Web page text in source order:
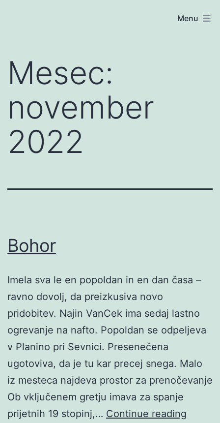
Menu
Mesec:
november
2022
Bohor
Imela sva le en popoldan in en dan časa –
ravno dovolj, da preizkusiva novo
pridobitev. Najin VanCek ima sedaj lastno
ogrevanje na nafto. Popoldan se odpeljeva
v Planino pri Sevnici. Presenečena
ugotoviva, da je tu kar precej snega. Malo
iz mesteca najdeva prostor za prenočevanje
Ob vključenem gretju imava za spanje
prijetnih 19 stopinj,… Continue reading